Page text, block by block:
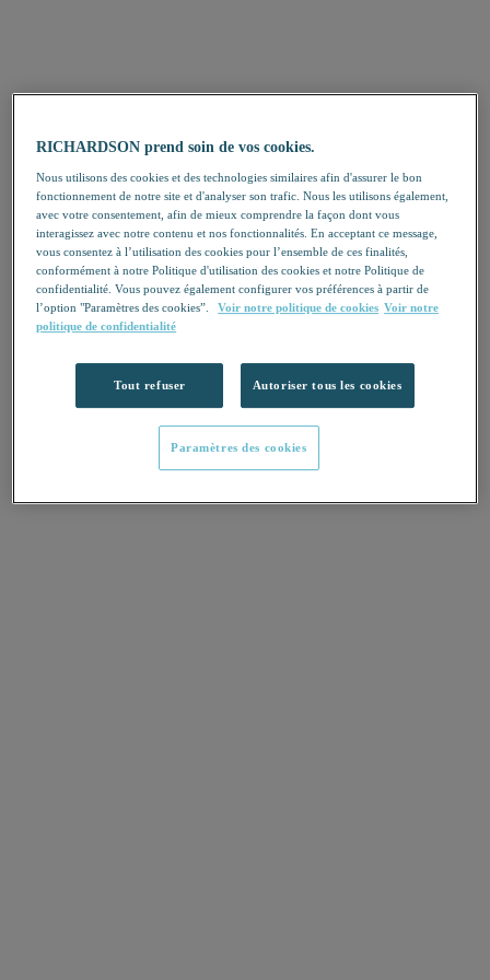
RICHARDSON prend soin de vos cookies.
Nous utilisons des cookies et des technologies similaires afin d'assurer le bon
fonctionnement de notre site et d'analyser son trafic. Nous les utilisons également,
avec votre consentement, afin de mieux comprendre la façon dont vous
interagissez avec notre contenu et nos fonctionnalités. En acceptant ce message,
vous consentez à l’utilisation des cookies pour l’ensemble de ces finalités,
conformément à notre Politique d'utilisation des cookies et notre Politique de
confidentialité. Vous pouvez également configurer vos préférences à partir de
l’option "Paramètres des cookies”.
Voir notre politique de cookies Voir notre
politique de confidentialité
Tout refuser Autoriser tous les cookies
Paramètres des cookies